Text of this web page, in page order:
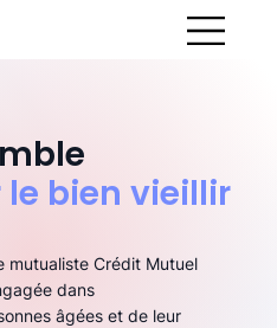
bien vieillir
mutualiste Crédit Mutuel
dans
âgées et de leur